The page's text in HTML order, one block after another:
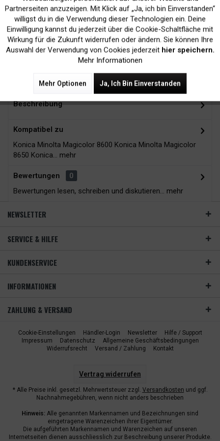
Kein Verlust der
Druckergarantie
Versand innerhalb von
24H*
Zubehör
Beschreibung
Kompatibel zu
Konica Minolta Magicolor 8600 Konica Minolta Magicolor
8650 Konica... mehr
Bewertungen
0
Bewertungen lesen, schreiben und diskutieren... mehr
NEWSLETTER
SERVICE & HILFE
KUNDENSERVICE
INFORMATIONEN
ZAHLUNG & VERSAND
Cookie-Einstellungen Händler-Login Newsletter
Hilfe / Support
Impressum
Datenschutz
Allgemeine Geschäftsbedingungen
Widerrufsrecht
Versand / Zahlung Kontakt
Vertrag widerrufen
* Alle Preise inkl. gesetzl. Mehrwertsteuer zzgl. Versandkosten und ggf.
Nachnahmegebühren, wenn nicht anders beschrieben
Hinweis: Alle genannten Markennamen und Bezeichnungen sind
eingetragene Warenzeichen ihrer Eigentümer.
Die aufgeführten Markennamen und Warenzeichen auf unseren
Internetseiten dienen ausschliesslich zur Beschreibung unserer Produkte.
Marketing Inaktiv
Tracking Inaktiv
Partnerseiten anzuzeigen. Mit Klick auf „Ja, ich bin Einverstanden“
willigst du in die Verwendung dieser Technologien ein. Deine
Einwilligung kannst du jederzeit über die Cookie-Schaltfläche mit
Wirkung für die Zukunft widerrufen oder ändern. Sie können Ihre
Auswahl der Verwendung von Cookies jederzeit hier speichern.
Mehr Informationen
Mehr Optionen Ja, Ich Bin Einverstanden